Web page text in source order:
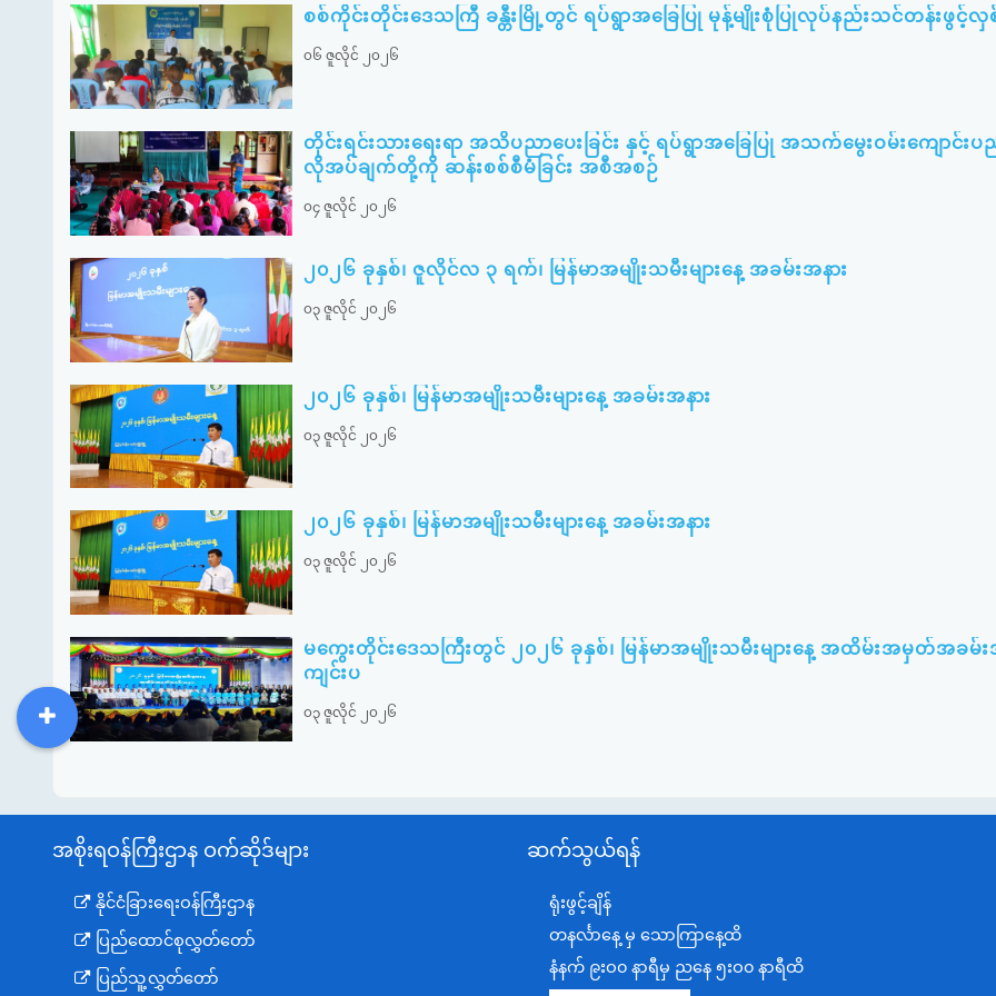
စစ်ကိုင်းတိုင်းဒေသကြီ ခန္တီးမြို့တွင် ရပ်ရွာအခြေပြု မုန့်မျိုးစုံပြုလုပ်နည်းသင်တန်းဖွင့်လှ
၀၆ ဇူလိုင် ၂၀၂၆
တိုင်းရင်းသားရေးရာ အသိပညာပေးခြင်း နှင့် ရပ်ရွာအခြေပြု အသက်မွေးဝမ်းကျောင်းပ
လိုအပ်ချက်တို့ကို ဆန်းစစ်စီမံခြင်း အစီအစဉ်
၀၄ ဇူလိုင် ၂၀၂၆
၂၀၂၆ ခုနှစ်၊ ဇူလိုင်လ ၃ ရက်၊ မြန်မာအမျိုးသမီးများနေ့ အခမ်းအနား
၀၃ ဇူလိုင် ၂၀၂၆
၂၀၂၆ ခုနှစ်၊ မြန်မာအမျိုးသမီးများနေ့ အခမ်းအနား
၀၃ ဇူလိုင် ၂၀၂၆
၂၀၂၆ ခုနှစ်၊ မြန်မာအမျိုးသမီးများနေ့ အခမ်းအနား
၀၃ ဇူလိုင် ၂၀၂၆
မကွေးတိုင်းဒေသကြီးတွင် ၂၀၂၆ ခုနှစ်၊ မြန်မာအမျိုးသမီးများနေ့ အထိမ်းအမှတ်အခမ်း
ကျင်းပ
၀၃ ဇူလိုင် ၂၀၂၆
အစိုးရဝန်ကြီးဌာန ဝက်ဆိုဒ်များ
နိုင်ငံခြားရေးဝန်ကြီးဌာန
ပြည်ထောင်စုလွှတ်တော်
ပြည်သူ့လွှတ်တော်
ဆက်သွယ်ရန်
ရုံးဖွင့်ချိန်
တနင်္လာနေ့ မှ သောကြာနေ့ထိ
နံနက် ၉းဝ၀ နာရီမှ ညနေ ၅းဝ၀ နာရီထိ